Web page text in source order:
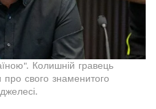
Колишній гравець
свого знаменитого